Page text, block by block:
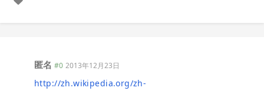
匿名 #0 2013年12月23日
http://zh.wikipedia.org/zh-